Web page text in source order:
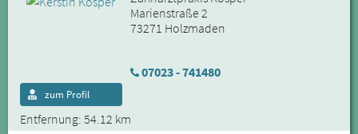
Marienstraße 2
73271 Holzmaden
07023 - 741480
Entfernung: 54.12 km
zum Profil